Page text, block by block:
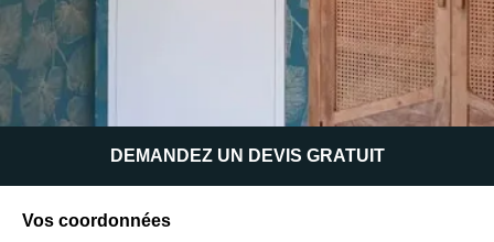
DEMANDEZ UN DEVIS GRATUIT
Vos coordonnées